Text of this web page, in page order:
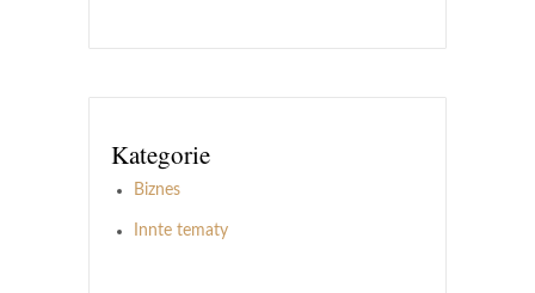
Kategorie
Biznes
Innte tematy